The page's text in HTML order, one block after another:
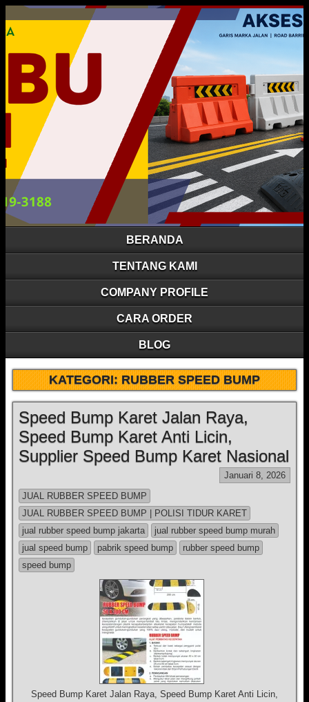
BERANDA
TENTANG KAMI
COMPANY PROFILE
CARA ORDER
BLOG
KATEGORI:RUBBER SPEED BUMP
Speed Bump Karet Jalan Raya,
Speed Bump Karet Anti Licin,
Supplier Speed Bump Karet Nasional
Januari 8, 2026
JUAL RUBBER SPEED BUMP
JUAL RUBBER SPEED BUMP | POLISI TIDUR KARET
jual rubber speed bump jakarta
jual rubber speed bump murah
jual speed bump
pabrik speed bump
rubber speed bump
speed bump
Speed Bump Karet Jalan Raya, Speed Bump Karet Anti Licin,